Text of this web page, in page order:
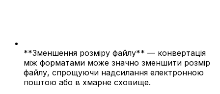
**Зменшення розміру файлу** — конвертація
між форматами може значно зменшити розмір
файлу, спрощуючи надсилання електронною
поштою або в хмарне сховище.